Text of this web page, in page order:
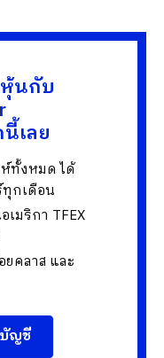
นกับ
เลย
ห์ทั้งหมด ได้
ทุกเดือน
มริกา TFEX
ยคลาส และ
ญชี